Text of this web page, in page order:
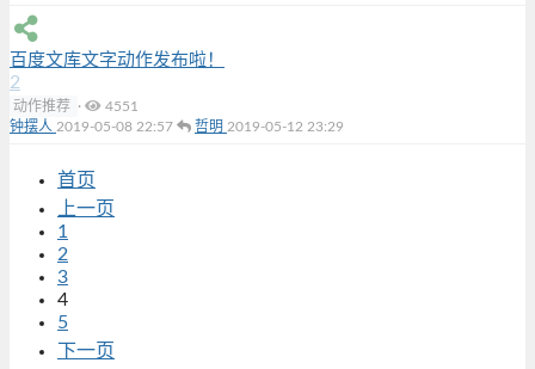
百度文库文字动作发布啦！
2
动作推荐 ·
4551
钟摆人 2019-05-08 22:57 哲明 2019-05-12 23:29
首页
上一页
1
2
3
4
5
下一页